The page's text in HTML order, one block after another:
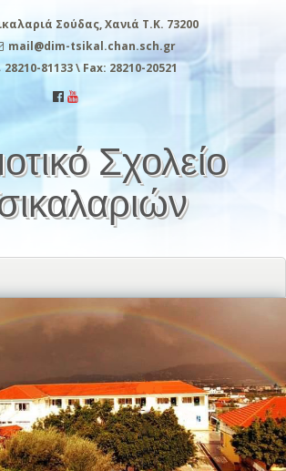
Σούδας, Χανιά Τ.Κ. 73200
mail@dim-tsikal.chan.sch.gr
28210-81133 \ Fax: 28210-20521
Σχολείο